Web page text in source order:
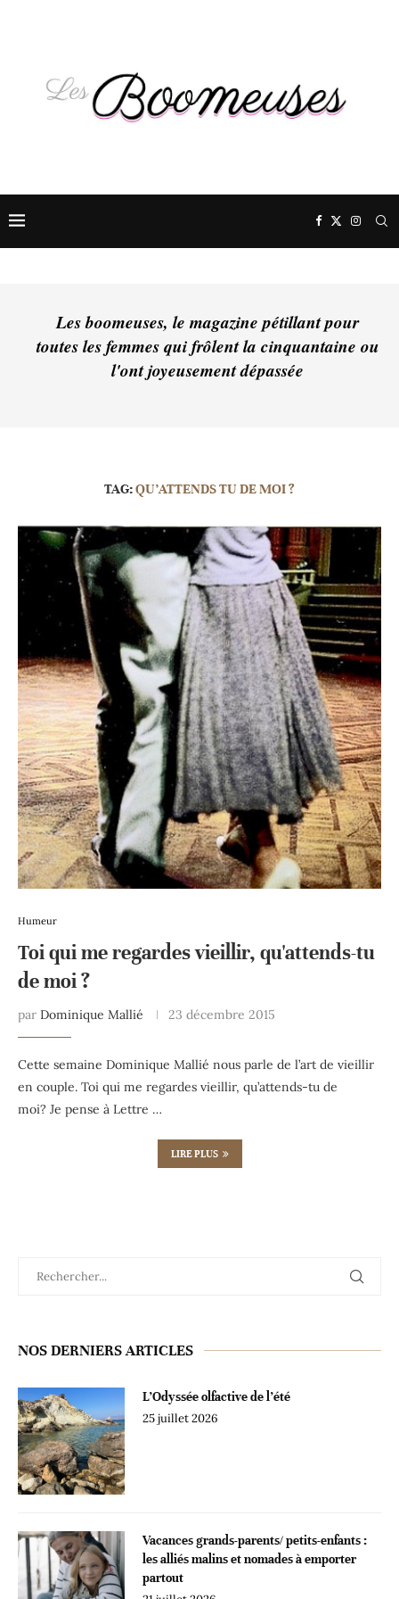
Les boomeuses, le magazine pétillant pour
toutes les femmes qui frôlent la cinquantaine ou
l'ont joyeusement dépassée
TAG:QU’ATTENDS TU DE MOI ?
Humeur
Toi qui me regardes vieillir, qu'attends-tu
de moi ?
par Dominique Mallié 23 décembre 2015
Cette semaine Dominique Mallié nous parle de l’art de vieillir
en couple. Toi qui me regardes vieillir, qu’attends-tu de
moi? Je pense à Lettre …
LIRE PLUS
NOS DERNIERS ARTICLES
L’Odyssée olfactive de l’été
25 juillet 2026
Vacances grands-parents/ petits-enfants :
les alliés malins et nomades à emporter
partout